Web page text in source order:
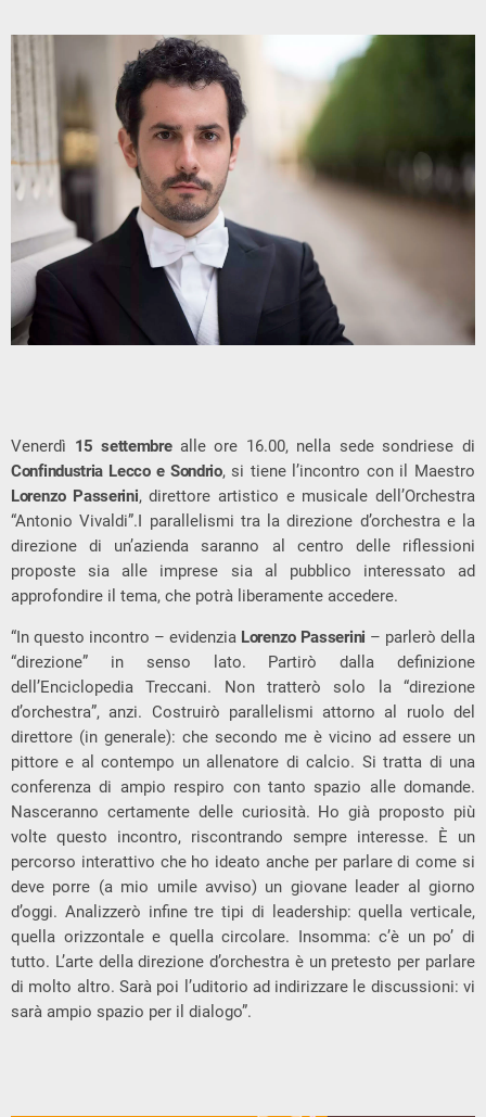
Venerdì 15 settembre alle ore 16.00, nella sede sondriese di
Confindustria Lecco e Sondrio, si tiene l’incontro con il Maestro
Lorenzo Passerini, direttore artistico e musicale dell’Orchestra
“Antonio Vivaldi”.I parallelismi tra la direzione d’orchestra e la
direzione di un’azienda saranno al centro delle riflessioni
proposte sia alle imprese sia al pubblico interessato ad
approfondire il tema, che potrà liberamente accedere.
“In questo incontro – evidenzia Lorenzo Passerini – parlerò della
“direzione” in senso lato. Partirò dalla definizione
dell’Enciclopedia Treccani. Non tratterò solo la “direzione
d’orchestra”, anzi. Costruirò parallelismi attorno al ruolo del
direttore (in generale): che secondo me è vicino ad essere un
pittore e al contempo un allenatore di calcio. Si tratta di una
conferenza di ampio respiro con tanto spazio alle domande.
Nasceranno certamente delle curiosità. Ho già proposto più
volte questo incontro, riscontrando sempre interesse. È un
percorso interattivo che ho ideato anche per parlare di come si
deve porre (a mio umile avviso) un giovane leader al giorno
d’oggi. Analizzerò infine tre tipi di leadership: quella verticale,
quella orizzontale e quella circolare. Insomma: c’è un po’ di
tutto. L’arte della direzione d’orchestra è un pretesto per parlare
di molto altro. Sarà poi l’uditorio ad indirizzare le discussioni: vi
sarà ampio spazio per il dialogo”.